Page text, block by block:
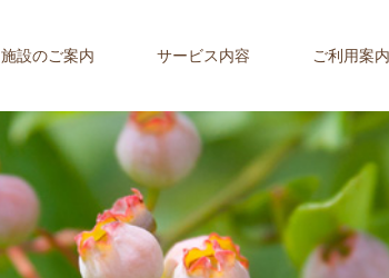
施設のご案内 サービス内容 ご利用案内